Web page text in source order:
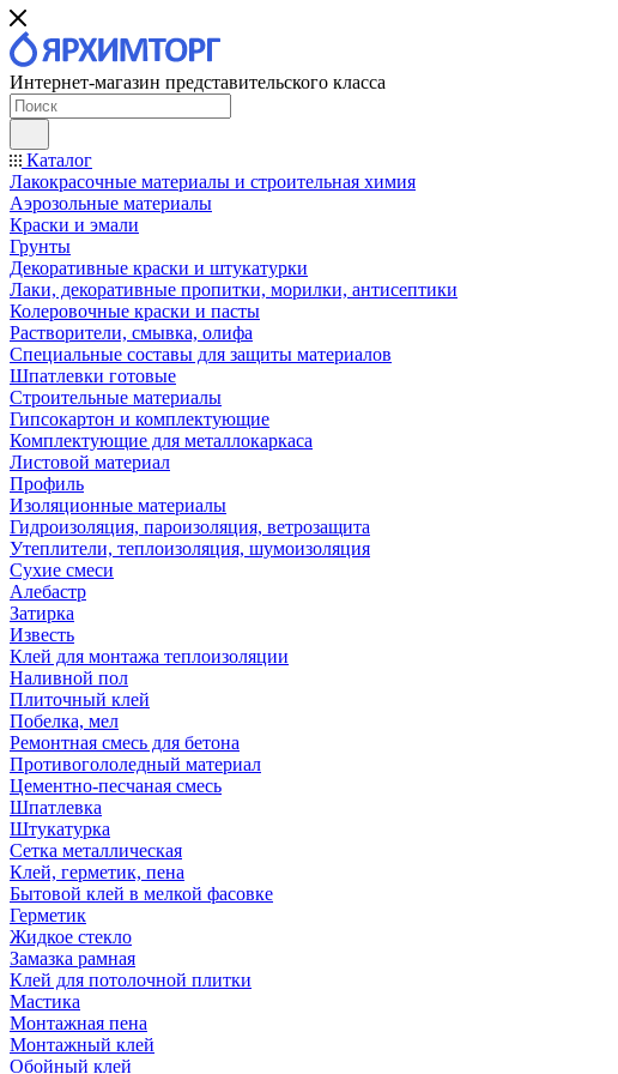
Интернет-магазин представительского класса
Каталог
Лакокрасочные материалы и строительная химия
Аэрозольные материалы
Краски и эмали
Грунты
Декоративные краски и штукатурки
Лаки, декоративные пропитки, морилки, антисептики
Колеровочные краски и пасты
Растворители, смывка, олифа
Специальные составы для защиты материалов
Шпатлевки готовые
Строительные материалы
Гипсокартон и комплектующие
Комплектующие для металлокаркаса
Листовой материал
Профиль
Изоляционные материалы
Гидроизоляция, пароизоляция, ветрозащита
Утеплители, теплоизоляция, шумоизоляция
Сухие смеси
Алебастр
Затирка
Известь
Клей для монтажа теплоизоляции
Наливной пол
Плиточный клей
Побелка, мел
Ремонтная смесь для бетона
Противогололедный материал
Цементно-песчаная смесь
Шпатлевка
Штукатурка
Сетка металлическая
Клей, герметик, пена
Бытовой клей в мелкой фасовке
Герметик
Жидкое стекло
Замазка рамная
Клей для потолочной плитки
Мастика
Монтажная пена
Монтажный клей
Обойный клей